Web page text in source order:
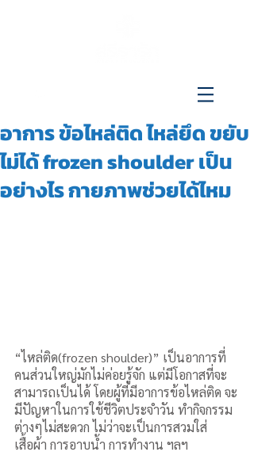
อาการ ข้อไหล่ติด ไหล่ยึด ขยับ
ไม่ได้ frozen shoulder เป็น
อย่างไร กายภาพช่วยได้ไหม
“ไหล่ติด(frozen shoulder)” เป็นอาการที่
คนส่วนใหญ่มักไม่ค่อยรู้จัก แต่มีโอกาสที่จะ
สามารถเป็นได้ โดยผู้ที่มีอาการข้อไหล่ติด จะ
มีปัญหาในการใช้ชีวิตประจำวัน ทำกิจกรรม
ต่างๆไม่สะดวก ไม่ว่าจะเป็นการสวมใส่
เสื้อผ้า การอาบน้ำ การทำงาน ฯลฯ